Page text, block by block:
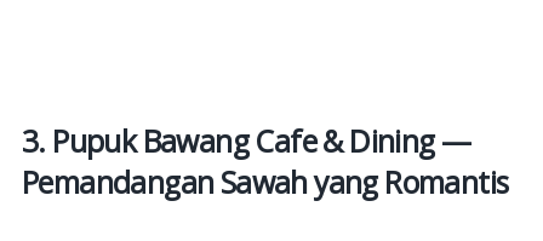
3. Pupuk Bawang Cafe & Dining —
Pemandangan Sawah yang Romantis